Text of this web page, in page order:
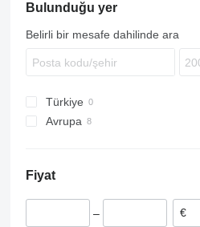
Bulunduğu yer
Belirli bir mesafe dahilinde ara
Türkiye
Avrupa
Fiyat
–